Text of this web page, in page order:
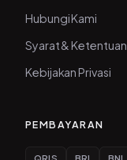
Hubungi Kami
Syarat & Ketentuan
Kebijakan Privasi
PEMBAYARAN
QRIS BRI BNI